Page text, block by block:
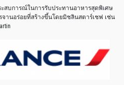
สบการณ์ในการรับประทานอาหารสุดพิเศษ
านอร่อยที่สร้างขึ้นโดยมิชลินสตาร์เชฟ เช่น